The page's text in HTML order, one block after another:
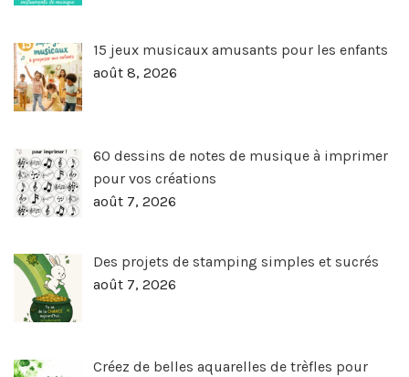
15 jeux musicaux amusants pour les enfants
août 8, 2026
60 dessins de notes de musique à imprimer
pour vos créations
août 7, 2026
Des projets de stamping simples et sucrés
août 7, 2026
Créez de belles aquarelles de trèfles pour